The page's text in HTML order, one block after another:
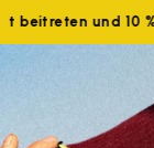
beitreten und 10